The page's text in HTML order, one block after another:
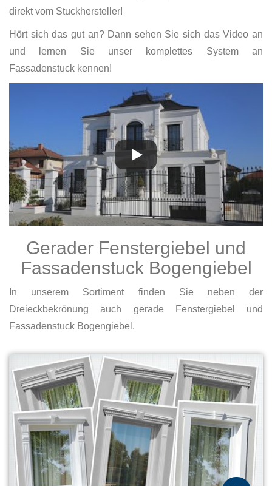
direkt vom Stuckhersteller!
Hört sich das gut an? Dann sehen Sie sich das Video an
und lernen Sie unser komplettes System an
Fassadenstuck kennen!
Gerader Fenstergiebel und
Fassadenstuck Bogengiebel
In unserem Sortiment finden Sie neben der
Dreieckbekrönung auch gerade Fenstergiebel und
Fassadenstuck Bogengiebel.